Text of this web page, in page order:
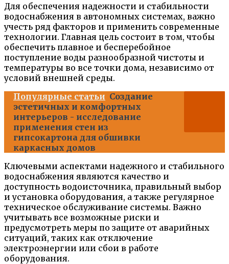
Для обеспечения надежности и стабильности
водоснабжения в автономных системах, важно
учесть ряд факторов и применить современные
технологии. Главная цель состоит в том, чтобы
обеспечить плавное и бесперебойное
поступление воды разнообразной чистоты и
температуры во все точки дома, независимо от
условий внешней среды.
Популярные статьи Создание
эстетичных и комфортных
интерьеров - исследование
применения стен из
гипсокартона для обшивки
каркасных домов
Ключевыми аспектами надежного и стабильного
водоснабжения являются качество и
доступность водоисточника, правильный выбор
и установка оборудования, а также регулярное
техническое обслуживание системы. Важно
учитывать все возможные риски и
предусмотреть меры по защите от аварийных
ситуаций, таких как отключение
электроэнергии или сбои в работе
оборудования.